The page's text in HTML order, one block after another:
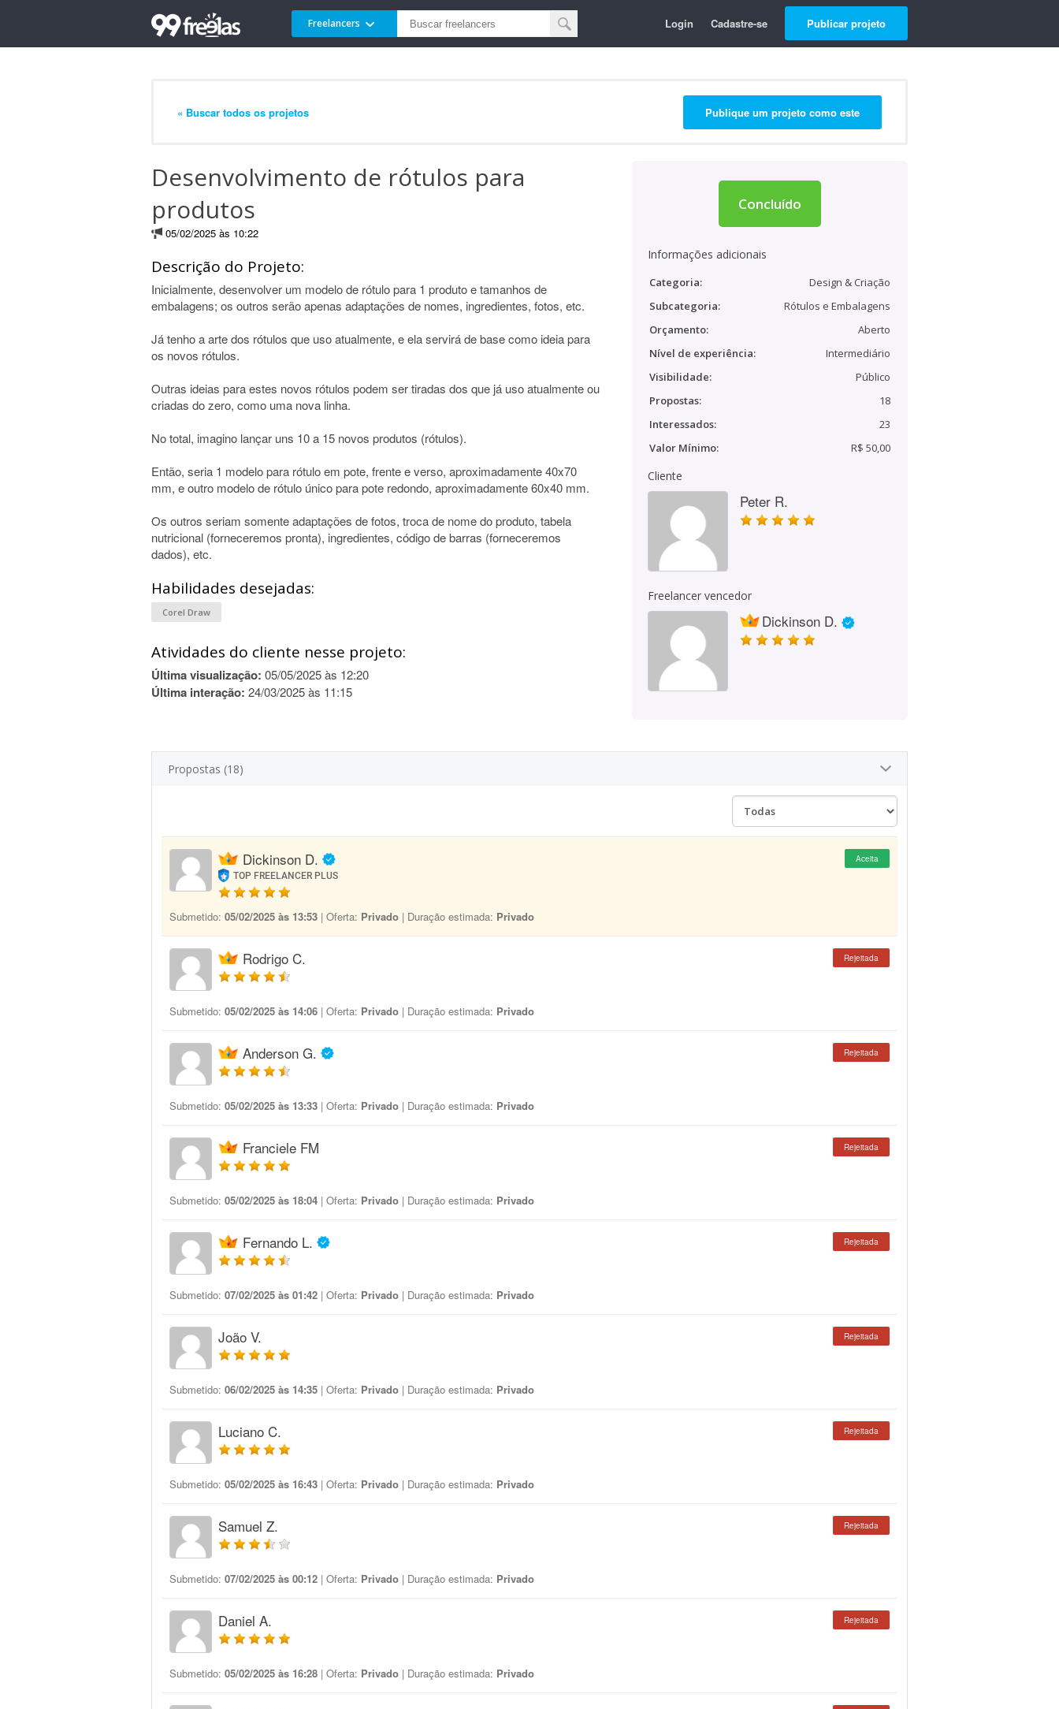
Freelancers Login Cadastre-se Publicar projeto
« Buscar todos os projetos Publique um projeto como este
Desenvolvimento de rótulos para
produtos
05/02/2025 às 10:22
Descrição do Projeto:
Inicialmente, desenvolver um modelo de rótulo para 1 produto e tamanhos de
embalagens; os outros serão apenas adaptações de nomes, ingredientes, fotos, etc.
Já tenho a arte dos rótulos que uso atualmente, e ela servirá de base como ideia para
os novos rótulos.
Outras ideias para estes novos rótulos podem ser tiradas dos que já uso atualmente ou
criadas do zero, como uma nova linha.
No total, imagino lançar uns 10 a 15 novos produtos (rótulos).
Então, seria 1 modelo para rótulo em pote, frente e verso, aproximadamente 40x70
mm, e outro modelo de rótulo único para pote redondo, aproximadamente 60x40 mm.
Os outros seriam somente adaptações de fotos, troca de nome do produto, tabela
nutricional (forneceremos pronta), ingredientes, código de barras (forneceremos
dados), etc.
Habilidades desejadas:
Corel Draw
Atividades do cliente nesse projeto:
Última visualização: 05/05/2025 às 12:20
Última interação: 24/03/2025 às 11:15
Concluído
Informações adicionais
Categoria:
Design & Criação
Subcategoria:
Rótulos e Embalagens
Orçamento:
Aberto
Nível de experiência:
Intermediário
Visibilidade:
Público
Propostas:
18
Interessados:
23
Valor Mínimo:
R$ 50,00
Cliente
Peter R.
Freelancer vencedor
Dickinson D.
Propostas (18)
Dickinson D.
TOP FREELANCER PLUS
Aceita
Submetido: 05/02/2025 às 13:53 | Oferta: Privado | Duração estimada: Privado
Rodrigo C. Rejeitada
Submetido: 05/02/2025 às 14:06 | Oferta: Privado | Duração estimada: Privado
Anderson G. Rejeitada
Submetido: 05/02/2025 às 13:33 | Oferta: Privado | Duração estimada: Privado
Franciele FM Rejeitada
Submetido: 05/02/2025 às 18:04 | Oferta: Privado | Duração estimada: Privado
Fernando L. Rejeitada
Submetido: 07/02/2025 às 01:42 | Oferta: Privado | Duração estimada: Privado
João V. Rejeitada
Submetido: 06/02/2025 às 14:35 | Oferta: Privado | Duração estimada: Privado
Luciano C. Rejeitada
Submetido: 05/02/2025 às 16:43 | Oferta: Privado | Duração estimada: Privado
Samuel Z. Rejeitada
Submetido: 07/02/2025 às 00:12 | Oferta: Privado | Duração estimada: Privado
Daniel A. Rejeitada
Submetido: 05/02/2025 às 16:28 | Oferta: Privado | Duração estimada: Privado